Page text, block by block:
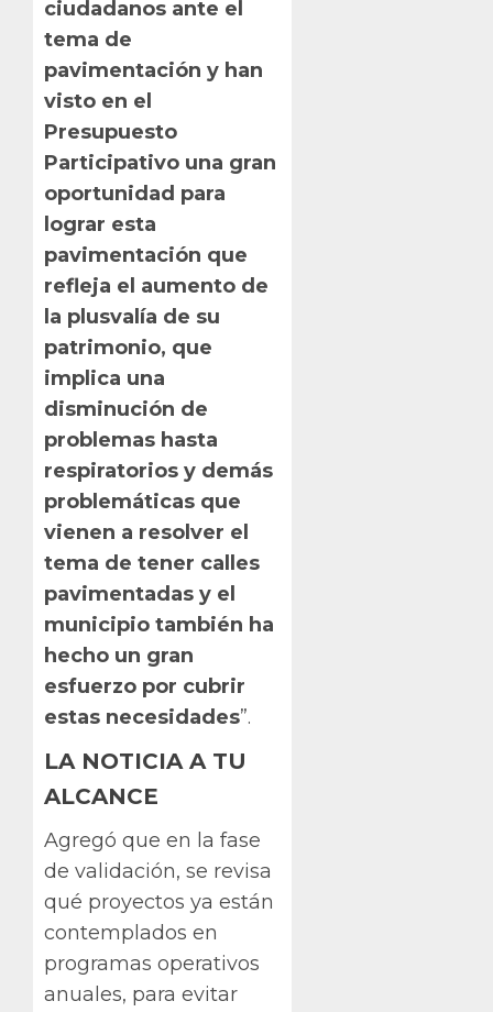
ciudadanos ante el
tema de
pavimentación y han
visto en el
Presupuesto
Participativo una gran
oportunidad para
lograr esta
pavimentación que
refleja el aumento de
la plusvalía de su
patrimonio, que
implica una
disminución de
problemas hasta
respiratorios y demás
problemáticas que
vienen a resolver el
tema de tener calles
pavimentadas y el
municipio también ha
hecho un gran
esfuerzo por cubrir
estas necesidades”.
LA NOTICIA A TU
ALCANCE
Agregó que en la fase
de validación, se revisa
qué proyectos ya están
contemplados en
programas operativos
anuales, para evitar